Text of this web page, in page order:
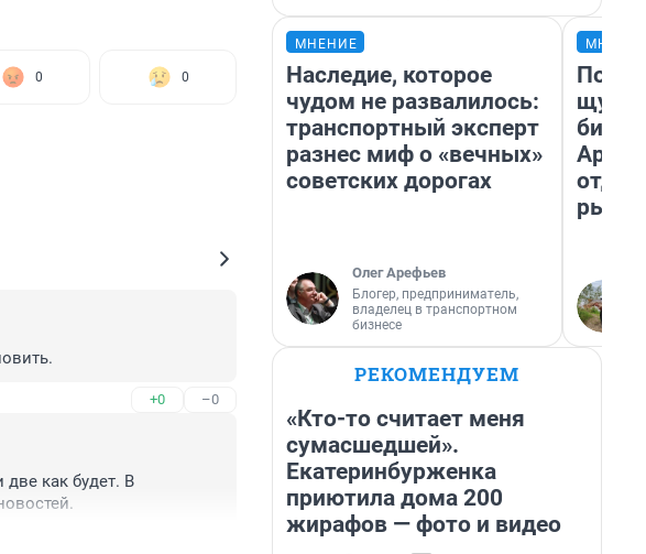
0 0
+0 –0
как будет. В
МНЕНИЕ
Наследие, которое
чудом не развалилось:
транспортный эксперт
разнес миф о «вечных»
советских дорогах
Олег Арефьев
Блогер, предприниматель,
владелец в транспортном
бизнесе
щука!
РЕКОМЕНДУЕМ
«Кто-то считает меня
сумасшедшей».
Екатеринбурженка
приютила дома 200
жирафов — фото и видео